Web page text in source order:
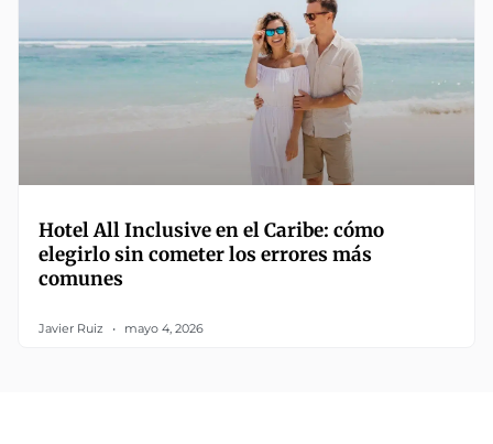
Hotel All Inclusive en el Caribe: cómo
elegirlo sin cometer los errores más
comunes
Javier Ruiz mayo 4, 2026